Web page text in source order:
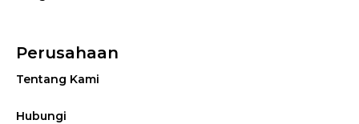
Perusahaan
Tentang Kami
Hubungi